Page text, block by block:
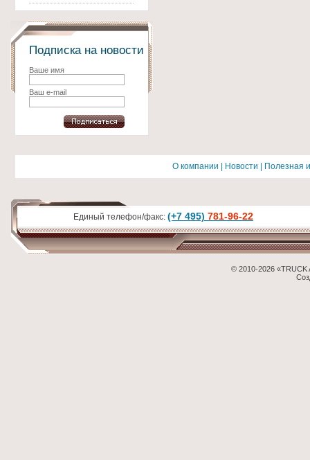
Подписка на новости
Ваше имя
Ваш e-mail
О компании Новости Полезная
Единый телефон/факс: (+7 495) 781-96-22
© 2010-2026